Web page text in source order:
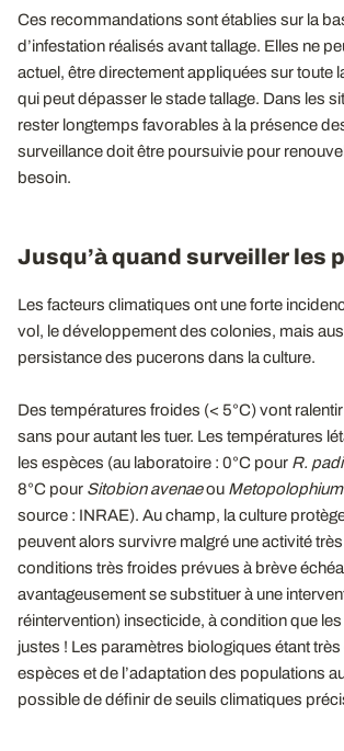
Ces recommandations sont établies sur la
d’infestation réalisés avant tallage. Elles ne
actuel, être directement appliquées sur toute
qui peut dépasser le stade tallage. Dans les
rester longtemps favorables à la présence
surveillance doit être poursuivie pour
besoin.
Jusqu’à quand surveiller les
Les facteurs climatiques ont une forte
vol, le développement des colonies, mais
persistance des pucerons dans la culture.
Des températures froides (< 5°C) vont
sans pour autant les tuer. Les températures
les espèces (au laboratoire : 0°C pour R. padi
8°C pour Sitobion avenaeou
source : INRAE). Au champ, la culture
peuvent alors survivre malgré une activité
conditions très froides prévues à brève
avantageusement se substituer à une
réintervention) insecticide, à condition que
justes ! Les paramètres biologiques étant
espèces et de l’adaptation des populations
possible de définir de seuils climatiques